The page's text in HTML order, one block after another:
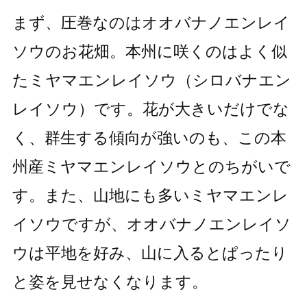
まず、圧巻なのはオオバナノエンレイ
ソウのお花畑。本州に咲くのはよく似
たミヤマエンレイソウ（シロバナエン
レイソウ）です。花が大きいだけでな
く、群生する傾向が強いのも、この本
州産ミヤマエンレイソウとのちがいで
す。また、山地にも多いミヤマエンレ
イソウですが、オオバナノエンレイソ
ウは平地を好み、山に入るとぱったり
と姿を見せなくなります。